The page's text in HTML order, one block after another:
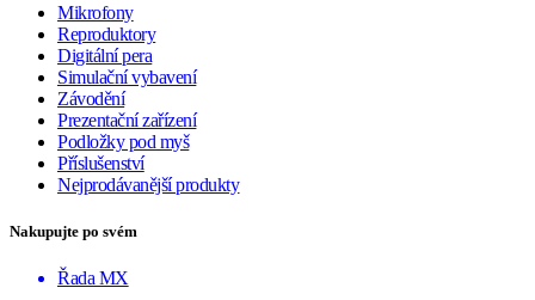
Mikrofony
Reproduktory
Digitální pera
Simulační vybavení
Závodění
Prezentační zařízení
Podložky pod myš
Příslušenství
Nejprodávanější produkty
Nakupujte po svém
Řada MX